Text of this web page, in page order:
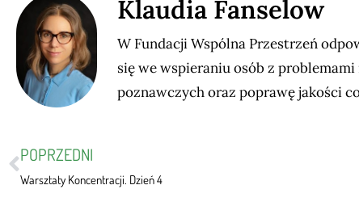
Klaudia Fanselow
W Fundacji Wspólna Przestrzeń
się we wspieraniu osób z
poznawczych oraz poprawę jakości
POPRZEDNI
Warsztaty Koncentracji. Dzień 4